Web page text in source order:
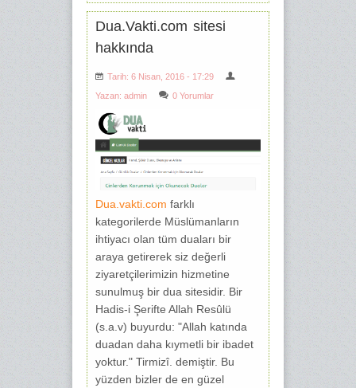
Dua.Vakti.com sitesi
hakkında
Tarih: 6 Nisan, 2016 - 17:29
Yazan: admin 0 Yorumlar
Dua.vakti.com farklı
kategorilerde Müslümanların
ihtiyacı olan tüm duaları bir
araya getirerek siz değerli
ziyaretçilerimizin hizmetine
sunulmuş bir dua sitesidir. Bir
Hadis-i Şerifte Allah Resûlü
(s.a.v) buyurdu: "Allah katında
duadan daha kıymetli bir ibadet
yoktur." Tirmizî. demiştir. Bu
yüzden bizler de en güzel